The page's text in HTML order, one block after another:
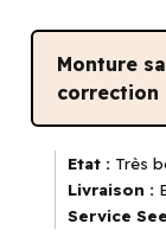
Monture
correction
Etat : Très
Livraison :
Service